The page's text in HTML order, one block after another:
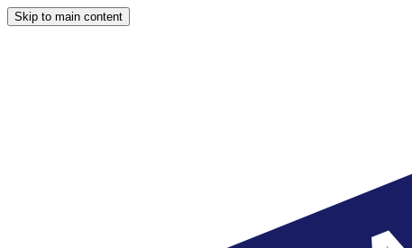
Skip to main content